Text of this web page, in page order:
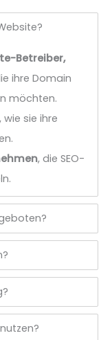
Betreiber,
ihre Domain
möchten.
wie sie ihre
, die SEO-